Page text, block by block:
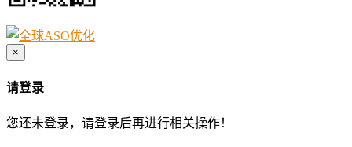
×
请登录
您还未登录，请登录后再进行相关操作！